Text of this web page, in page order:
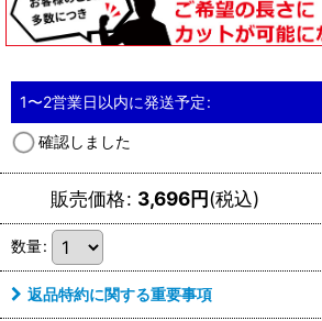
1〜2営業日以内に発送予定:
確認しました
販売価格: 3,696円(税込)
数量:
返品特約に関する重要事項